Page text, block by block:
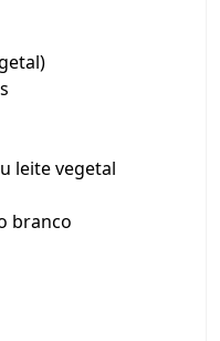
leite vegetal
branco